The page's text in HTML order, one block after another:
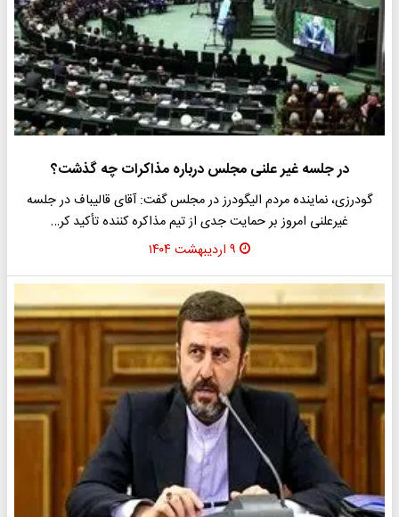
در جلسه غیر علنی مجلس درباره مذاکرات چه گذشت؟
گودرزی، نماینده مردم الیگودرز در مجلس گفت: آقای قالیباف در جلسه
غیرعلنی امروز بر حمایت جدی از تیم مذاکره کننده تأکید کر…
۹ اردیبهشت ۱۴۰۴